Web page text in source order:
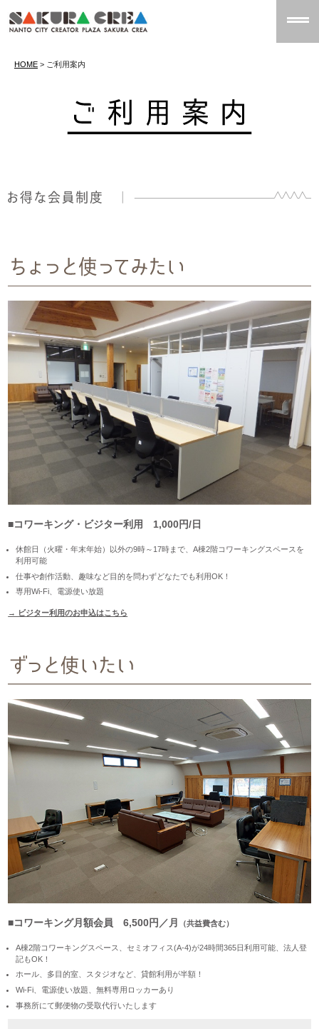
HOME > ご利用案内
■コワーキング・ビジター利用 1,000円/日
休館日（火曜・年末年始）以外の9時～17時まで、A棟2階コワーキングスペースを
利用可能
仕事や創作活動、趣味など目的を問わずどなたでも利用OK！
専用Wi-Fi、電源使い放題
→ ビジター利用のお申込はこちら
■コワーキング月額会員 6,500円／月 （共益費含む）
A棟2階コワーキングスペース、セミオフィス(A-4)が24時間365日利用可能、法人登
記もOK！
ホール、多目的室、スタジオなど、貸館利用が半額！
Wi-Fi、電源使い放題、無料専用ロッカーあり
事務所にて郵便物の受取代行いたします